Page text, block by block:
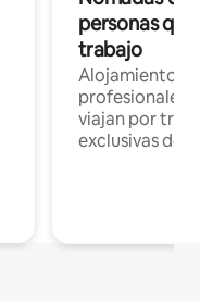
personas
trabajo
Alojamientos
profesionales
viajan por
exclusivas de